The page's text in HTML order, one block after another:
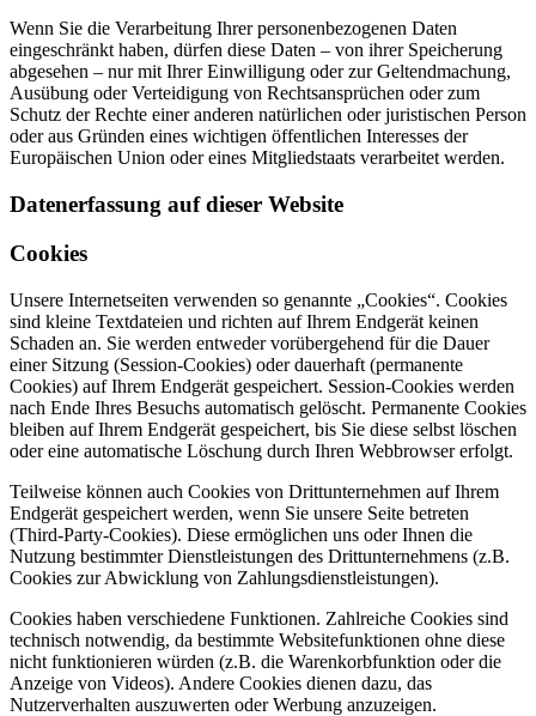
Wenn Sie die Verarbeitung Ihrer personenbezogenen Daten
eingeschränkt haben, dürfen diese Daten – von ihrer Speicherung
abgesehen – nur mit Ihrer Einwilligung oder zur Geltendmachung,
Ausübung oder Verteidigung von Rechtsansprüchen oder zum
Schutz der Rechte einer anderen natürlichen oder juristischen Person
oder aus Gründen eines wichtigen öffentlichen Interesses der
Europäischen Union oder eines Mitgliedstaats verarbeitet werden.
Datenerfassung auf dieser Website
Cookies
Unsere Internetseiten verwenden so genannte „Cookies“. Cookies
sind kleine Textdateien und richten auf Ihrem Endgerät keinen
Schaden an. Sie werden entweder vorübergehend für die Dauer
einer Sitzung (Session-Cookies) oder dauerhaft (permanente
Cookies) auf Ihrem Endgerät gespeichert. Session-Cookies werden
nach Ende Ihres Besuchs automatisch gelöscht. Permanente Cookies
bleiben auf Ihrem Endgerät gespeichert, bis Sie diese selbst löschen
oder eine automatische Löschung durch Ihren Webbrowser erfolgt.
Teilweise können auch Cookies von Drittunternehmen auf Ihrem
Endgerät gespeichert werden, wenn Sie unsere Seite betreten
(Third-Party-Cookies). Diese ermöglichen uns oder Ihnen die
Nutzung bestimmter Dienstleistungen des Drittunternehmens (z.B.
Cookies zur Abwicklung von Zahlungsdienstleistungen).
Cookies haben verschiedene Funktionen. Zahlreiche Cookies sind
technisch notwendig, da bestimmte Websitefunktionen ohne diese
nicht funktionieren würden (z.B. die Warenkorbfunktion oder die
Anzeige von Videos). Andere Cookies dienen dazu, das
Nutzerverhalten auszuwerten oder Werbung anzuzeigen.